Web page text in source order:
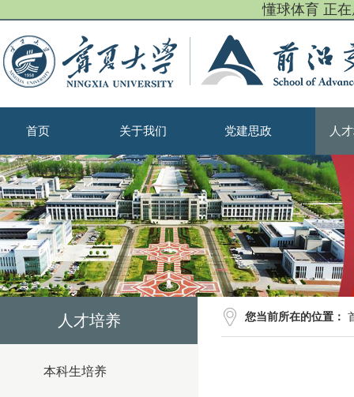
懂球体育 正
首页 关于我们 党建思政 人
人才培养
本科生培养
您当前所在的位置：